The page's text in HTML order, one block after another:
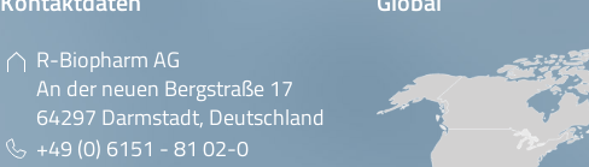
R-Biopharm AG
An der neuen Bergstraße 17
64297 Darmstadt, Deutschland
+49 (0) 6151 - 81 02-0